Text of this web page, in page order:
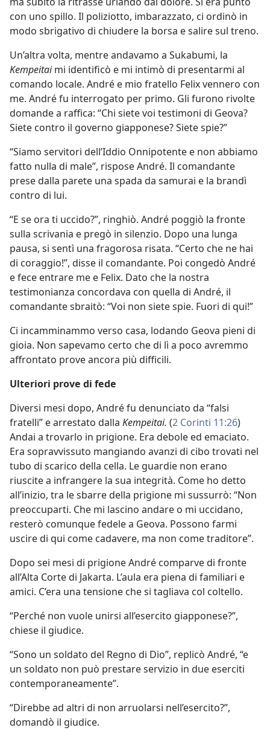
con uno spillo. Il poliziotto, imbarazzato, ci ordinò in
modo sbrigativo di chiudere la borsa e salire sul treno.
Un’altra volta, mentre andavamo a Sukabumi, la
Kempeitaimi identificò e mi intimò di presentarmi al
comando locale. André e mio fratello Felix vennero con
me. André fu interrogato per primo. Gli furono rivolte
domande a raffica: “Chi siete voi testimoni di Geova?
Siete contro il governo giapponese? Siete spie?”
“Siamo servitori dell’Iddio Onnipotente e non abbiamo
fatto nulla di male”, rispose André. Il comandante
prese dalla parete una spada da samurai e la brandì
contro di lui.
“E se ora ti uccido?”, ringhiò. André poggiò la fronte
sulla scrivania e pregò in silenzio. Dopo una lunga
pausa, si sentì una fragorosa risata. “Certo che ne hai
di coraggio!”, disse il comandante. Poi congedò André
e fece entrare me e Felix. Dato che la nostra
testimonianza concordava con quella di André, il
comandante sbraitò: “Voi non siete spie. Fuori di qui!”
Ci incamminammo verso casa, lodando Geova pieni di
gioia. Non sapevamo certo che di lì a poco avremmo
affrontato prove ancora più difficili.
Ulteriori prove di fede
Diversi mesi dopo, André fu denunciato da “falsi
fratelli” e arrestato dalla Kempeitai. (2 Corinti 11:26)
Andai a trovarlo in prigione. Era debole ed emaciato.
Era sopravvissuto mangiando avanzi di cibo trovati nel
tubo di scarico della cella. Le guardie non erano
riuscite a infrangere la sua integrità. Come ho detto
all’inizio, tra le sbarre della prigione mi sussurrò: “Non
preoccuparti. Che mi lascino andare o mi uccidano,
resterò comunque fedele a Geova. Possono farmi
uscire di qui come cadavere, ma non come traditore”.
Dopo sei mesi di prigione André comparve di fronte
all’Alta Corte di Jakarta. L’aula era piena di familiari e
amici. C’era una tensione che si tagliava col coltello.
“Perché non vuole unirsi all’esercito giapponese?”,
chiese il giudice.
“Sono un soldato del Regno di Dio”, replicò André, “e
un soldato non può prestare servizio in due eserciti
contemporaneamente”.
“Direbbe ad altri di non arruolarsi nell’esercito?”,
domandò il giudice.